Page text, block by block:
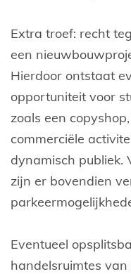
Extra troef: recht
een
Hierdoor ontstaat
opportuniteit voor
zoals een
commerciële
dynamisch publiek.
zijn er bovendien
Eventueel
handelsruimtes van